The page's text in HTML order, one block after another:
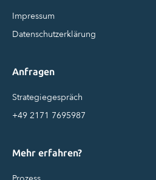
Impressum
Datenschutzerklärung
Anfragen
Strategiegespräch
+49 2171 7695987
Mehr erfahren?